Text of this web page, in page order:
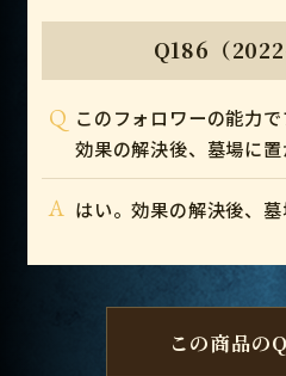
Q186（
Q このフォロワーの能力で
効果の解決後、墓場に置
A はい。効果の解決後、墓
この商品の